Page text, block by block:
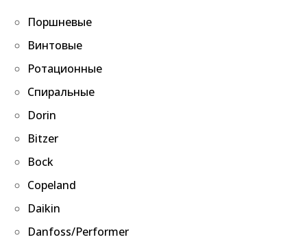
Поршневые
Винтовые
Ротационные
Спиральные
Dorin
Bitzer
Bock
Copeland
Daikin
Danfoss/Performer